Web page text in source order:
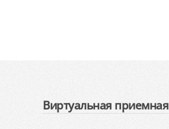
Виртуальная приемная